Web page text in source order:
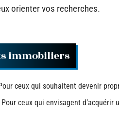
orienter vos recherches.
immobiliers
ceux qui souhaitent devenir
Pour ceux qui envisagent d’acquérir